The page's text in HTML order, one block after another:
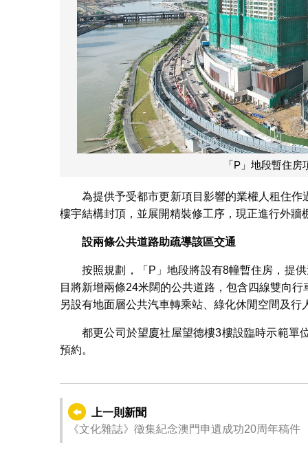
「P」地段暫住
為提供予受都市更新項目影響的業權人租住
樓宇結構封頂，並展開精裝修工序，現正進行外
設兩條公共道路助疏導該區交通
按照規劃，「P」地段將設有8幢暫住房，提
目將新增兩條24米闊的公共道路，包含四線雙向
另設有地面層公共汽車轉乘站、綠化休閒空間及
都更公司於望廈社屋望德樓3樓設臨時示範單
預約。
上一則新聞
《文化雜誌》徵集紀念澳門申遺成功20周年稿件